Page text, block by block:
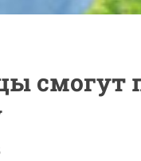
смогут